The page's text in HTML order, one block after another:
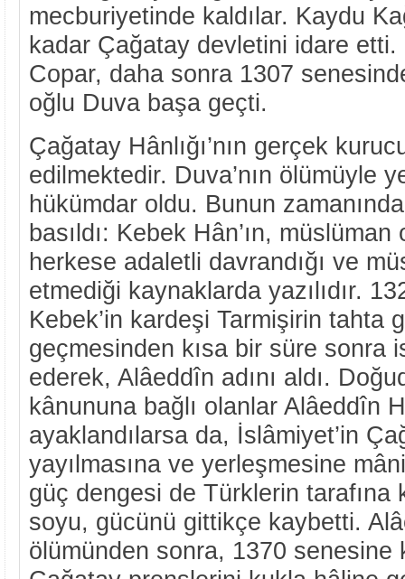
mecburiyetinde kaldılar. Kaydu
kadar Çağatay devletini idare
Copar, daha sonra 1307
oğlu Duva başa geçti.
Çağatay Hânlığı’nın gerçek
edilmektedir. Duva’nın ölümüyle
hükümdar oldu. Bunun
basıldı: Kebek Hân’ın, müslüman
herkese adaletli davrandığı ve
etmediği kaynaklarda yazılıdır.
Kebek’in kardeşi Tarmişirin tahta
geçmesinden kısa bir süre sonra
ederek, Alâeddîn adını aldı.
kânununa bağlı olanlar Alâeddîn
ayaklandılarsa da, İslâmiyet’in
yayılmasına ve yerleşmesine
güç dengesi de Türklerin tarafına
soyu, gücünü gittikçe kaybetti.
ölümünden sonra, 1370 senesine